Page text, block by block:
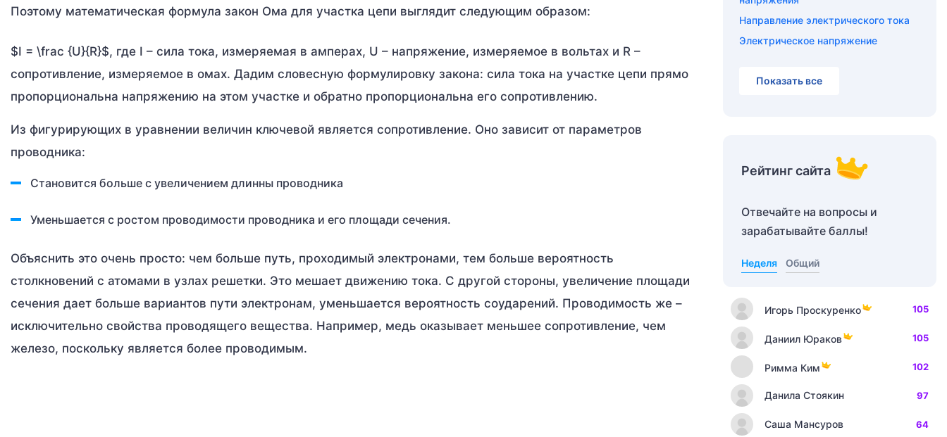
Поэтому математическая формула закон Ома для участка цепи выглядит следующим образом:
$I = \frac {U}{R}$, где I – сила тока, измеряемая в амперах, U – напряжение, измеряемое в вольтах и R –
сопротивление, измеряемое в омах. Дадим словесную формулировку закона: сила тока на участке цепи прямо
пропорциональна напряжению на этом участке и обратно пропорциональна его сопротивлению.
Из фигурирующих в уравнении величин ключевой является сопротивление. Оно зависит от параметров
проводника:
Становится больше с увеличением длинны проводника
Уменьшается с ростом проводимости проводника и его площади сечения.
Объяснить это очень просто: чем больше путь, проходимый электронами, тем больше вероятность
столкновений с атомами в узлах решетки. Это мешает движению тока. С другой стороны, увеличение площади
сечения дает больше вариантов пути электронам, уменьшается вероятность соударений. Проводимость же –
исключительно свойства проводящего вещества. Например, медь оказывает меньшее сопротивление, чем
железо, поскольку является более проводимым.
Направление электрического тока
Электрическое напряжение
Показать все
Рейтинг сайта
Отвечайте на вопросы и
зарабатывайте баллы!
Неделя Общий
Игорь Проскуренко 105
Даниил Юраков 105
Римма Ким 102
Данила Стоякин 97
Саша Мансуров 64